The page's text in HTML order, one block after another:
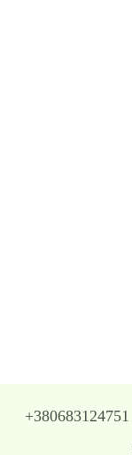
+380683124751